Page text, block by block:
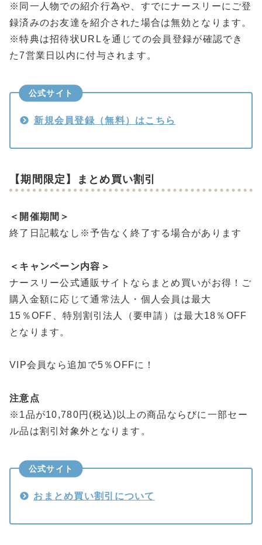
※同一人物での紹介行為や、すでにナースリーにご登
録済みのお友達を紹介された場合は無効となります。
※特典は招待状URLを通じての会員登録が確認でき
た7営業日以内に付与されます。
公式サイト
新規会員登録（無料）はこちら
【期間限定】まとめ買い割引
＜開催期間＞
終了日記載なし※予告なく終了する場合があります
＜キャンペーン内容＞
ナースリー公式通販サイトならまとめ買いがお得！ご
購入金額に応じて通常法人・個人会員は最大
15％OFF、特別割引法人（要申請）は最大18％OFF
となります。
VIP会員なら追加で5％OFFに！
注意点
※1品が10,780円(税込)以上の商品ならびに一部セー
ル品は割引対象外となります。
公式サイト
おまとめ買い割引について